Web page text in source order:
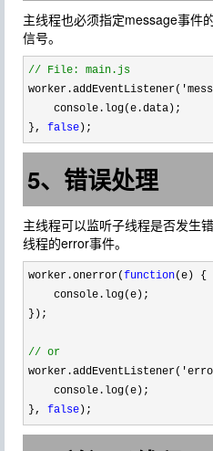
主线程也必须指定message事件
信号。
// File: main.js
    console.log(e.data);
}, false );
5、错误处理
主线程可以监听子线程是否发生
线程的error事件。
worker.onerror(function(e) {
    console.log(e);
});
// or
    console.log(e);
}, false );